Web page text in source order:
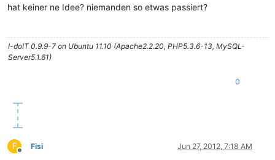
hat keiner ne Idee? niemanden so etwas passiert?
I-doIT 0.9.9-7 on Ubuntu 11.10 (Apache2.2.20, PHP5.3.6-13, MySQL-
Server5.1.61)
0
F
Offline
Fisi Jun 27, 2012, 7:18 AM